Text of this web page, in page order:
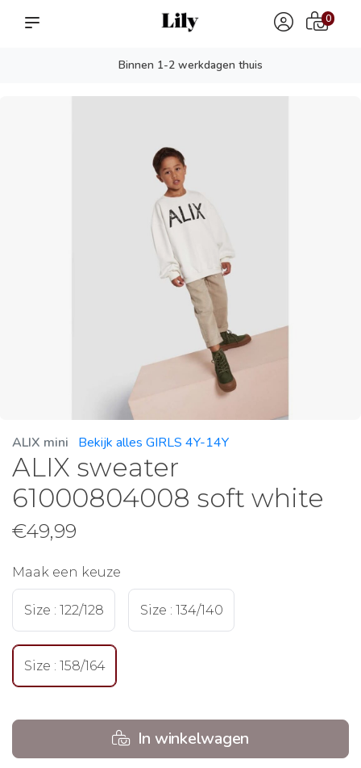
Binnen 1-2 werkdagen thuis
0
ALIX mini Bekijk alles GIRLS 4Y-14Y
ALIX sweater
61000804008 soft white
€49,99
Maak een keuze
Size : 122/128 Size : 134/140
Size : 158/164
In winkelwagen